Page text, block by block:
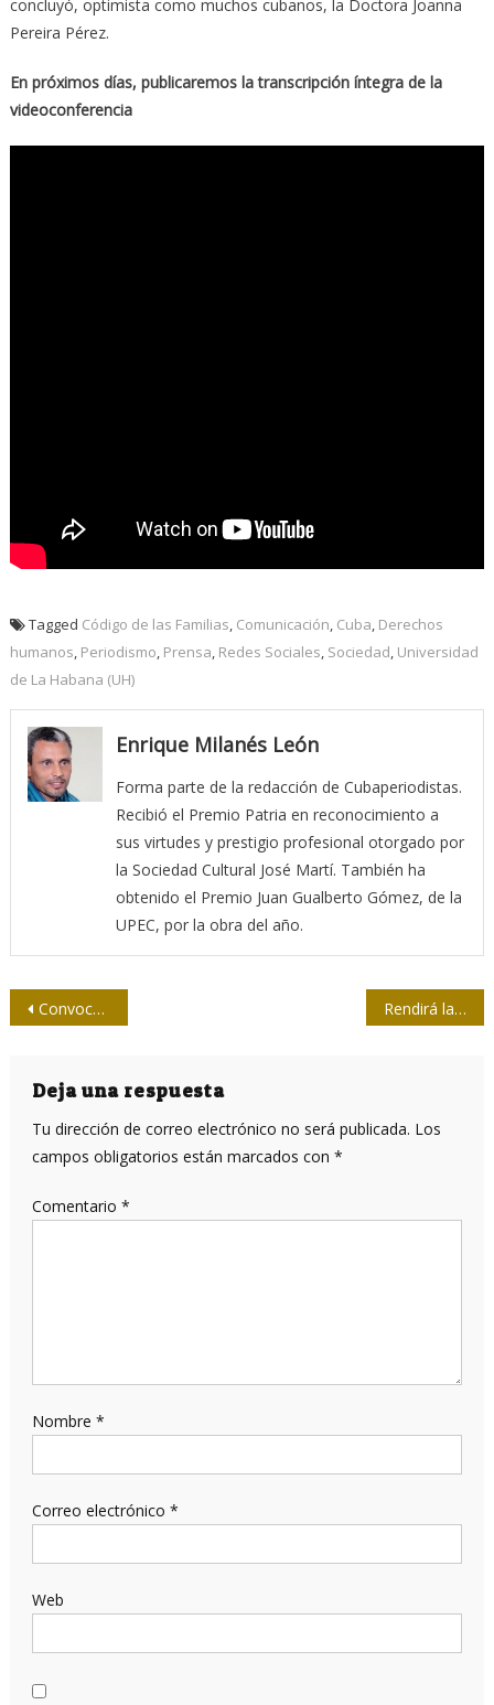
concluyó, optimista como muchos cubanos, la Doctora Joanna
Pereira Pérez.
En próximos días, publicaremos la transcripción íntegra de la
videoconferencia
Tagged Código de las Familias, Comunicación, Cuba, Derechos
humanos, Periodismo, Prensa, Redes Sociales, Sociedad, Universidad
de La Habana (UH)
Enrique Milanés León
Forma parte de la redacción de Cubaperiodistas.
Recibió el Premio Patria en reconocimiento a
sus virtudes y prestigio profesional otorgado por
la Sociedad Cultural José Martí. También ha
obtenido el Premio Juan Gualberto Gómez, de la
UPEC, por la obra del año.
Navegación
entradas
Convocan a Taller de Técnicas Narrativas Rendirá la UPEC homenaje póstumo a Nicanor León Cotayo
Deja una respuesta
Tu dirección de correo electrónico no será publicada. Los
campos obligatorios están marcados con *
Comentario *
Nombre *
Correo electrónico *
Web